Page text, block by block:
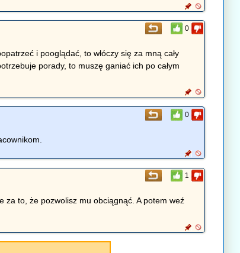
0
i pooglądać, to włóczy się za mną cały
porady, to muszę ganiać ich po całym
0
1
za to, że pozwolisz mu obciągnąć. A potem weź